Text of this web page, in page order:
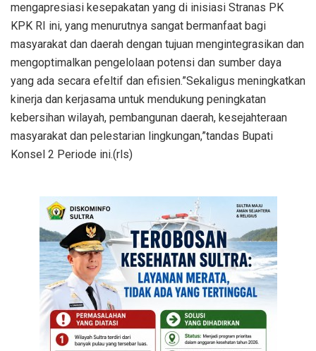
mengapresiasi kesepakatan yang di inisiasi Stranas PK
KPK RI ini, yang menurutnya sangat bermanfaat bagi
masyarakat dan daerah dengan tujuan mengintegrasikan dan
mengoptimalkan pengelolaan potensi dan sumber daya
yang ada secara efeltif dan efisien.”Sekaligus meningkatkan
kinerja dan kerjasama untuk mendukung peningkatan
kebersihan wilayah, pembangunan daerah, kesejahteraan
masyarakat dan pelestarian lingkungan,”tandas Bupati
Konsel 2 Periode ini.(rls)